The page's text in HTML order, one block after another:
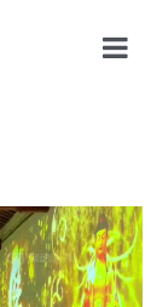
多媒体